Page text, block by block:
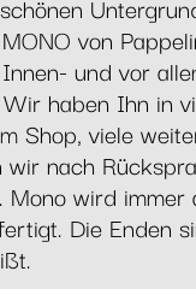
von
und vor
haben Ihn in
Shop, viele
wir nach
Mono wird immer
Die Enden